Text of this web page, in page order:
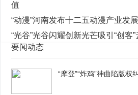
值
“动漫”河南发布十二五动漫产业发
“光谷”光谷闪耀创新光芒吸引“创客”
要闻动态
“摩登”“炸鸡”神曲陷版